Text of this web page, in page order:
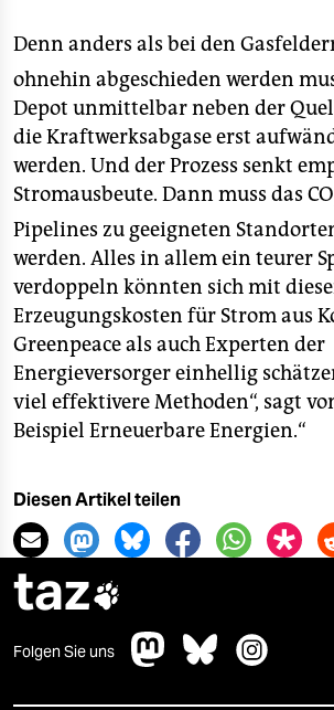
Denn anders als bei den
ohnehin abgeschieden werden
Depot unmittelbar neben der
die Kraftwerksabgase erst
werden. Und der Prozess senkt
Stromausbeute. Dann muss das CO
Pipelines zu geeigneten
werden. Alles in allem ein teurer
verdoppeln könnten sich mit
Erzeugungskosten für Strom aus
Greenpeace als auch Experten der
Energieversorger einhellig
viel effektivere Methoden“, sagt
Beispiel Erneuerbare Energien.“
Diesen Artikel teilen
taz
Folgen Sie uns